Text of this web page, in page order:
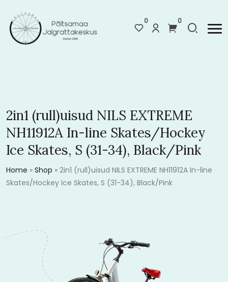
0 0
2in1 (rull)uisud NILS EXTREME
NH11912A In-line Skates/Hockey
Ice Skates, S (31-34), Black/Pink
Home » Shop » 2in1 (rull)uisud NILS EXTREME NH11912A In-line
Skates/Hockey Ice Skates, S (31-34), Black/Pink